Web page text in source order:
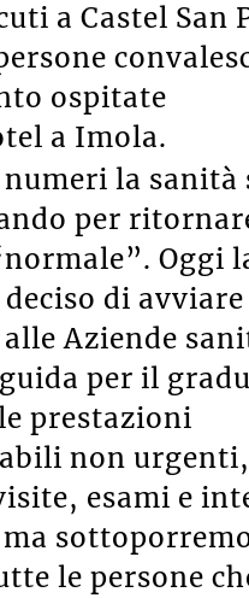
a Castel San
ospitate
a Imola.
la sanità
per
Oggi
di avviare
Aziende
per il
prestazioni
non urgenti,
esami e
le persone